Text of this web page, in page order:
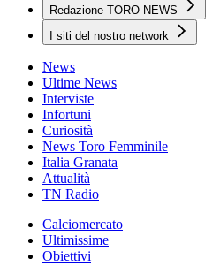
Redazione TORO NEWS
I siti del nostro network
News
Ultime News
Interviste
Infortuni
Curiosità
News Toro Femminile
Italia Granata
Attualità
TN Radio
Calciomercato
Ultimissime
Obiettivi